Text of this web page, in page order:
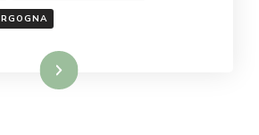
Leggi...